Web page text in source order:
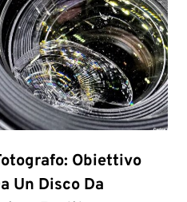
Obiettivo
Un Disco Da